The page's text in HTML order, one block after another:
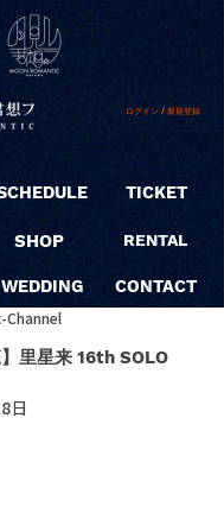
ログイン / 新規登録
SHOP
WEDDING
TICKET
RENTAL
CONTACT
里星来 16th SOLO
Channel
日